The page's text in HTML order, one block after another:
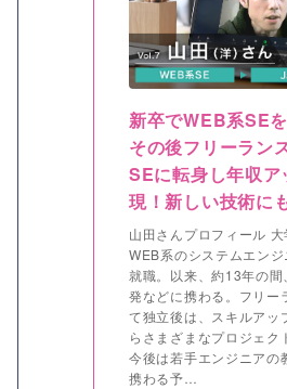
新卒でWEB系SEを
その後フリーラン
SEに転身し年収ア
現！新しい技術に
山田さんプロフィール 大
WEB系のシステムエン
就職。以来、約13年の間
発などに携わる。フリー
て独立後は、スキルアッ
らさまざまなプロジェク
今後は若手エンジニアの
携わる予…